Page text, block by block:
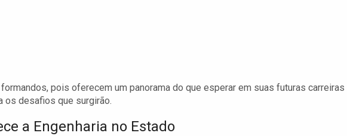
pois oferecem um panorama do que esperar em suas futuras carreiras
os desafios que surgirão.
a Engenharia no Estado